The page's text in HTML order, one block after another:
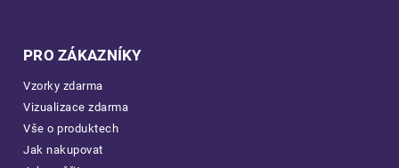
PRO ZÁKAZNÍKY
Vzorky zdarma
Vizualizace zdarma
Vše o produktech
Jak nakupovat